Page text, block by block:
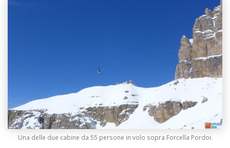
Una delle due cabine da 55 persone in volo sopra Forcella Pordoi.